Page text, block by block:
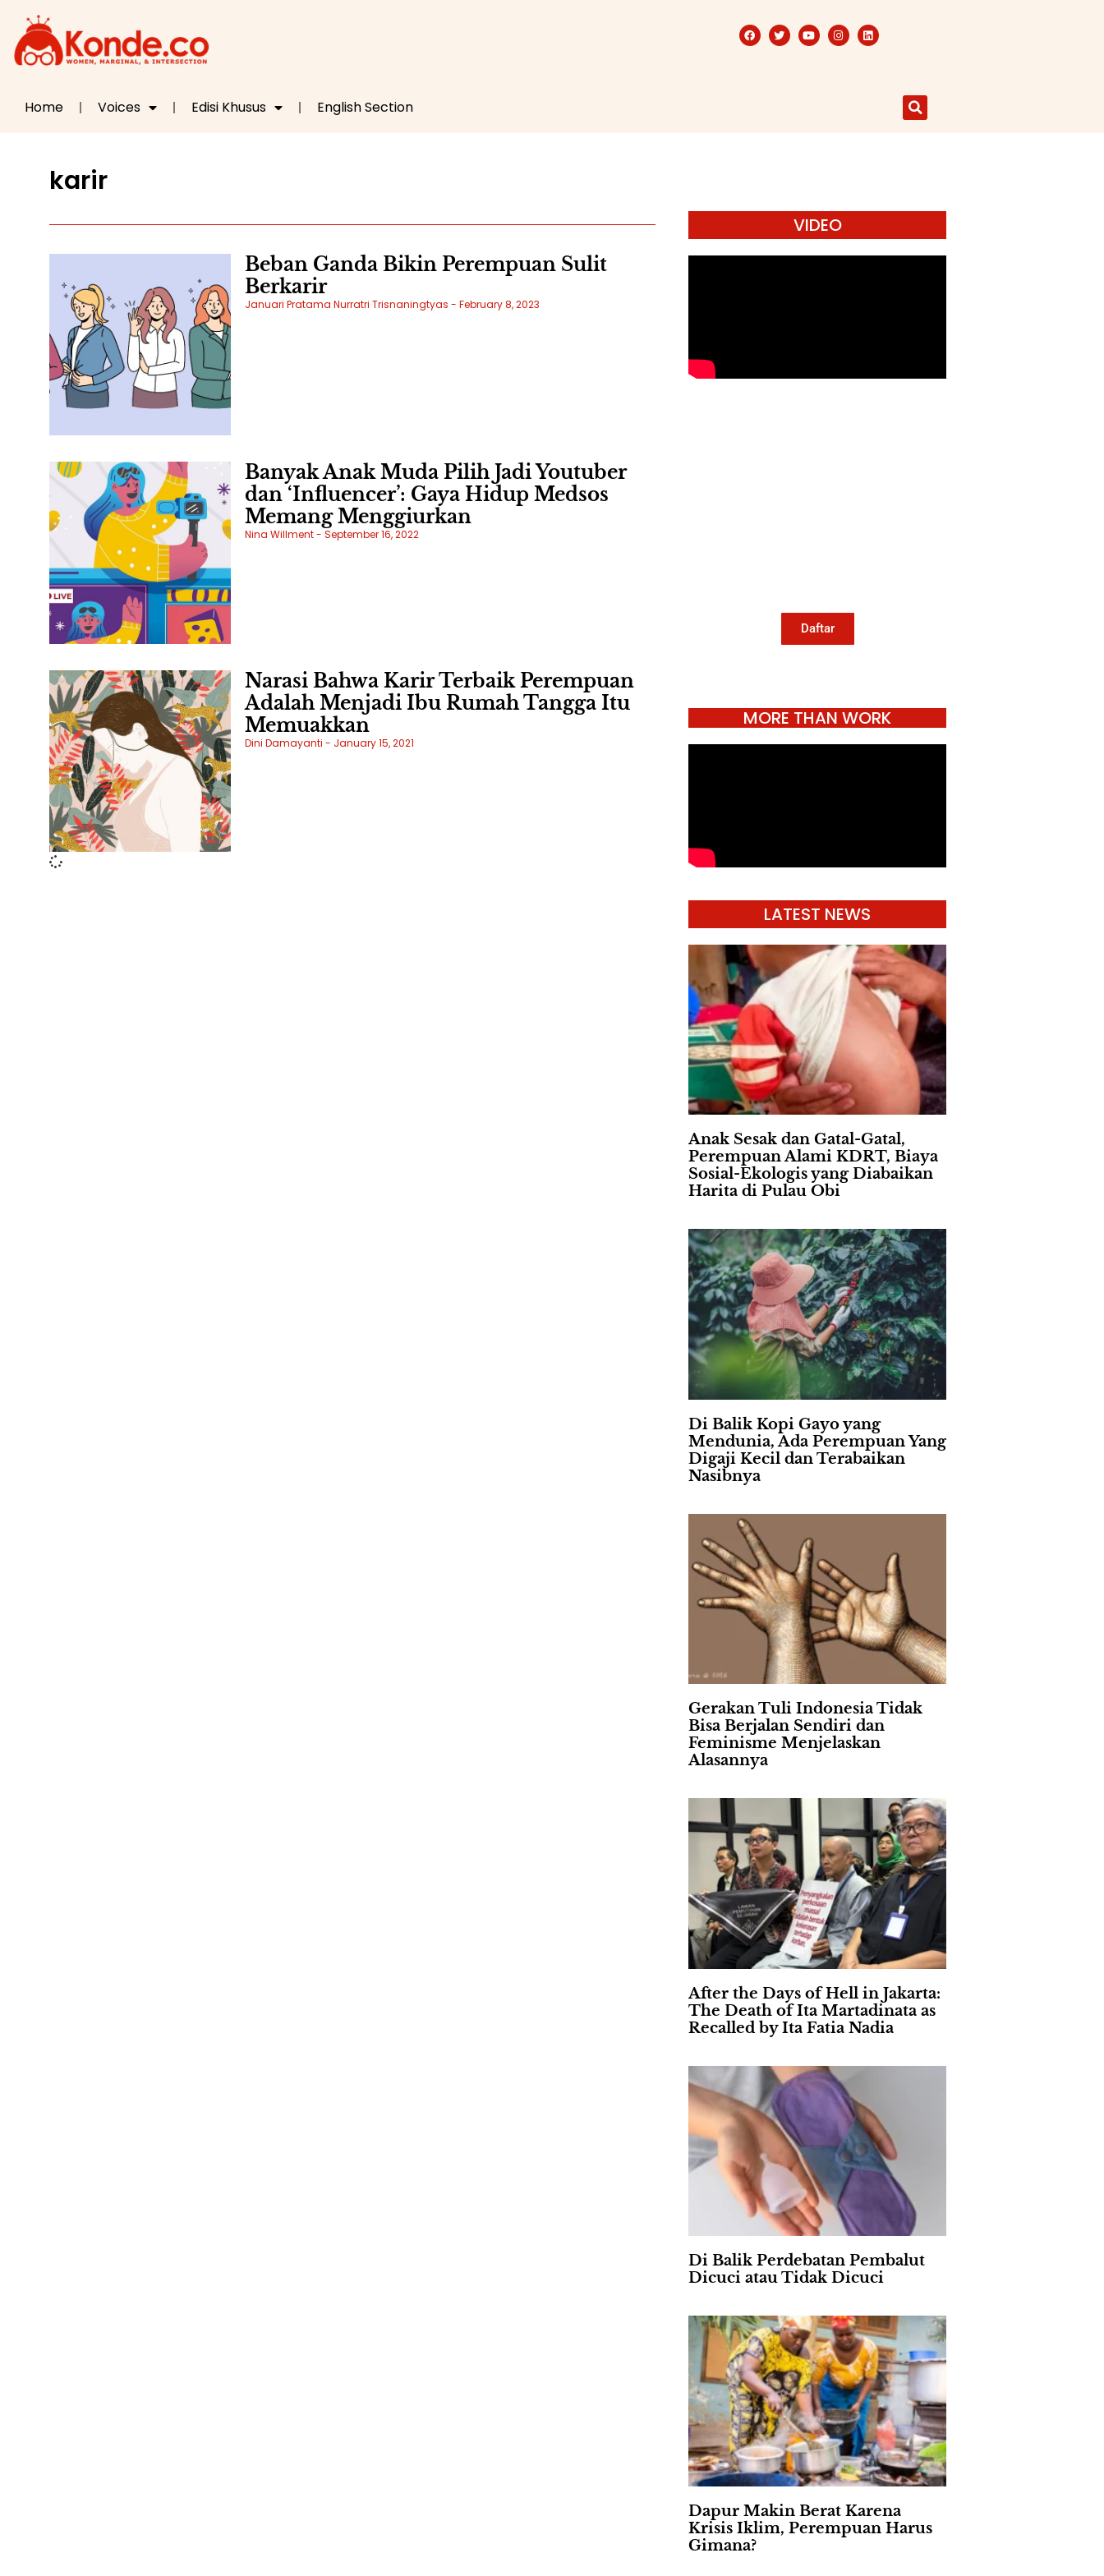
Home Voices Edisi Khusus English Section
karir
Beban Ganda Bikin Perempuan Sulit
Berkarir
Januari Pratama Nurratri Trisnaningtyas February 8, 2023
Banyak Anak Muda Pilih Jadi Youtuber
dan ‘Influencer’: Gaya Hidup Medsos
Memang Menggiurkan
Nina Willment September 16, 2022
Narasi Bahwa Karir Terbaik Perempuan
Adalah Menjadi Ibu Rumah Tangga Itu
Memuakkan
Dini Damayanti January 15, 2021
VIDEO
Daftar
MORE THAN WORK
LATEST NEWS
Anak Sesak dan Gatal-Gatal,
Perempuan Alami KDRT, Biaya
Sosial-Ekologis yang Diabaikan
Harita di Pulau Obi
Di Balik Kopi Gayo yang
Mendunia, Ada Perempuan Yang
Digaji Kecil dan Terabaikan
Nasibnya
Gerakan Tuli Indonesia Tidak
Bisa Berjalan Sendiri dan
Feminisme Menjelaskan
Alasannya
After the Days of Hell in Jakarta:
The Death of Ita Martadinata as
Recalled by Ita Fatia Nadia
Di Balik Perdebatan Pembalut
Dicuci atau Tidak Dicuci
Dapur Makin Berat Karena
Krisis Iklim, Perempuan Harus
Gimana?